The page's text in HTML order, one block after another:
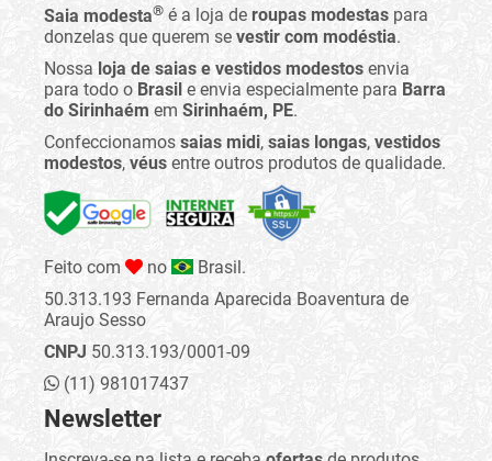
Saia modesta® é a loja de roupas modestas para
donzelas que querem se vestir com modéstia.
Nossa loja de saias e vestidos modestos envia
para todo o Brasil e envia especialmente para Barra
do Sirinhaém em Sirinhaém, PE.
Confeccionamos saias midi, saias longas, vestidos
modestos, véus entre outros produtos de qualidade.
Feito com no
Brasil.
50.313.193 Fernanda Aparecida Boaventura de
Araujo Sesso
CNPJ 50.313.193/0001-09
(11) 981017437
Newsletter